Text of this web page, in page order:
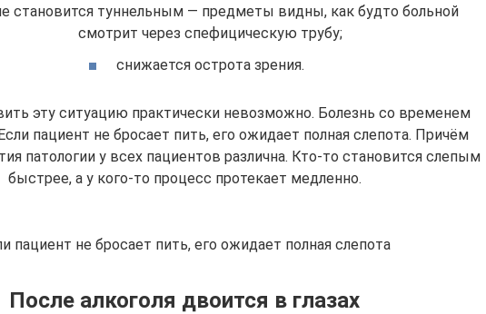
становится туннельным — предметы видны, как будто больной
смотрит через спефицическую трубу;
снижается острота зрения.
эту ситуацию практически невозможно. Болезнь со временем
пациент не бросает пить, его ожидает полная слепота. Причём
патологии у всех пациентов различна. Кто-то становится слепым
быстрее, а у кого-то процесс протекает медленно.
пациент не бросает пить, его ожидает полная слепота
После алкоголя двоится в глазах